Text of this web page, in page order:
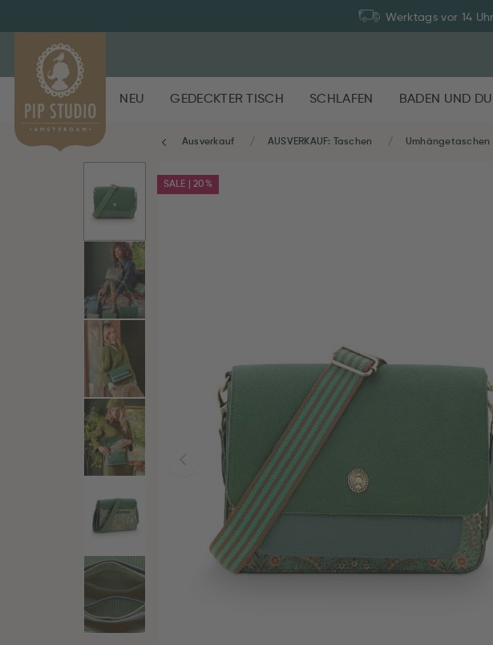
Werktags vor 14
NEU GEDECKTER TISCH SCHLAFEN BADEN UND
Ausverkauf AUSVERKAUF: Taschen Umhängetaschen
SALE | 20%